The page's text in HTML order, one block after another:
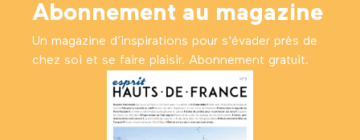
Abonnement au magazine
Un magazine d’inspirations pour s'évader près de
chez soi et se faire plaisir. Abonnement gratuit.